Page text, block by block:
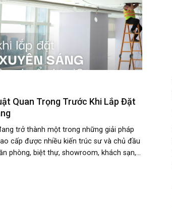
Quan Trọng Trước Khi Lắp Đặt
trở thành một trong những giải pháp
cấp được nhiều kiến trúc sư và chủ đầu
phòng, biệt thự, showroom, khách sạn,
hội nghị. Không chỉ mang đến hiệu ứng